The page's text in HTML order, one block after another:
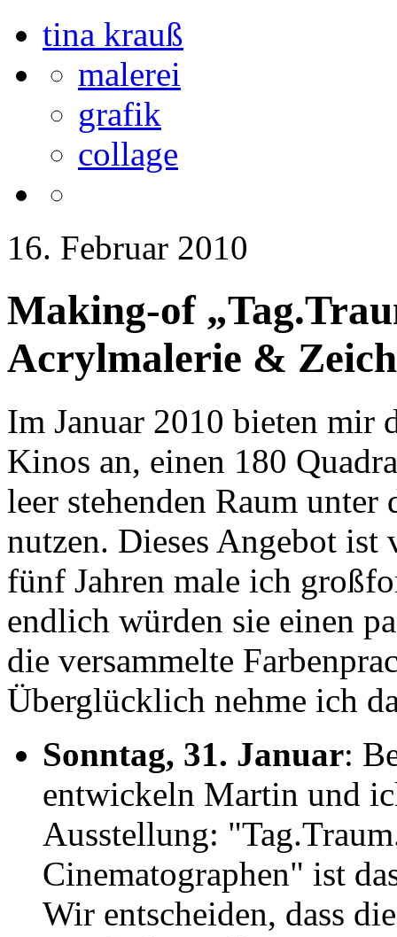
tina krauß
malerei
grafik
collage
16. Februar 2010
Making-of
Acrylmalerie &
Im Januar 2010 bieten mir
Kinos an, einen 180
leer stehenden Raum
nutzen. Dieses Angebot ist
fünf Jahren male ich
endlich würden sie einen
die versammelte
Überglücklich nehme ich
Sonntag, 31. Januar:
entwickeln Martin und
Ausstellung:
Cinematographen" ist
Wir entscheiden, dass